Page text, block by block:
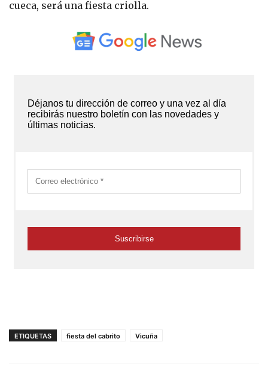
cueca, será una fiesta criolla.
ETIQUETAS fiesta del cabrito Vicuña